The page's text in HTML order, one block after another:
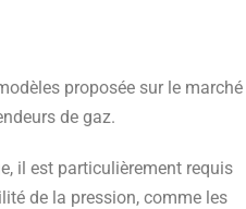
proposée sur le marché
de gaz.
il est particulièrement requis
de la pression, comme les